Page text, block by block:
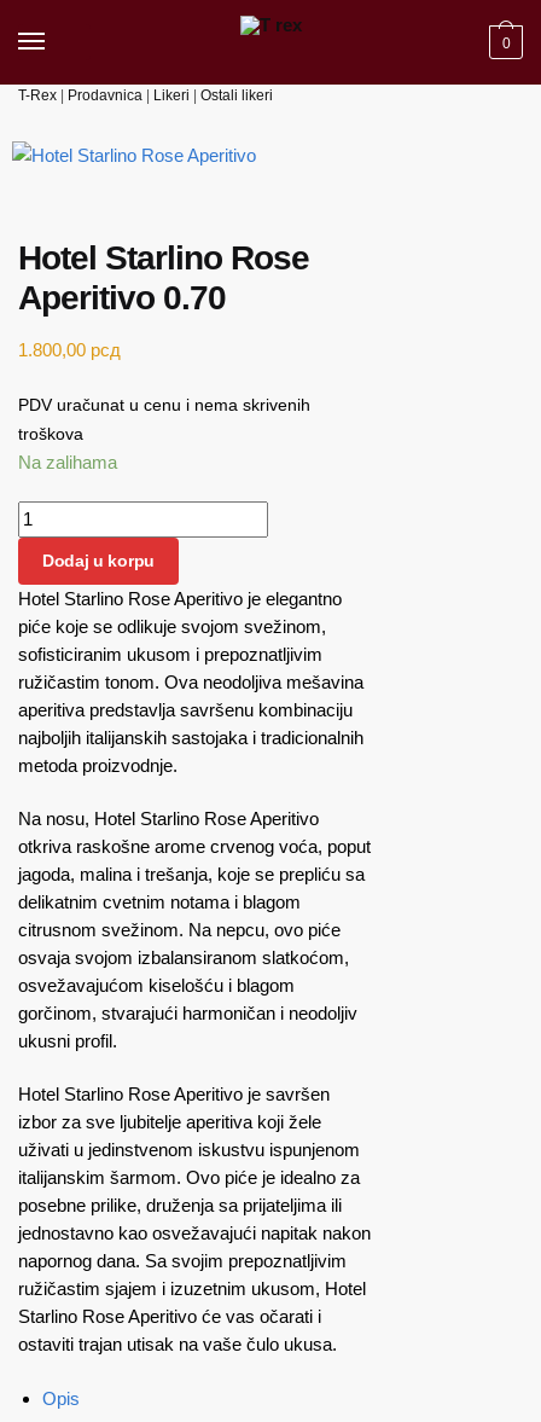
0
T-Rex Prodavnica Likeri Ostali likeri
Hotel Starlino Rose
Aperitivo 0.70
1.800,00 рсд
PDV uračunat u cenu i nema skrivenih
troškova
Na zalihama
Hotel Starlino Rose Aperitivo 0.70 količina
Dodaj u korpu
Hotel Starlino Rose Aperitivo je elegantno
piće koje se odlikuje svojom svežinom,
sofisticiranim ukusom i prepoznatljivim
ružičastim tonom. Ova neodoljiva mešavina
aperitiva predstavlja savršenu kombinaciju
najboljih italijanskih sastojaka i tradicionalnih
metoda proizvodnje.
Na nosu, Hotel Starlino Rose Aperitivo
otkriva raskošne arome crvenog voća, poput
jagoda, malina i trešanja, koje se prepliću sa
delikatnim cvetnim notama i blagom
citrusnom svežinom. Na nepcu, ovo piće
osvaja svojom izbalansiranom slatkoćom,
osvežavajućom kiselošću i blagom
gorčinom, stvarajući harmoničan i neodoljiv
ukusni profil.
Hotel Starlino Rose Aperitivo je savršen
izbor za sve ljubitelje aperitiva koji žele
uživati u jedinstvenom iskustvu ispunjenom
italijanskim šarmom. Ovo piće je idealno za
posebne prilike, druženja sa prijateljima ili
jednostavno kao osvežavajući napitak nakon
napornog dana. Sa svojim prepoznatljivim
ružičastim sjajem i izuzetnim ukusom, Hotel
Starlino Rose Aperitivo će vas očarati i
ostaviti trajan utisak na vaše čulo ukusa.
Opis